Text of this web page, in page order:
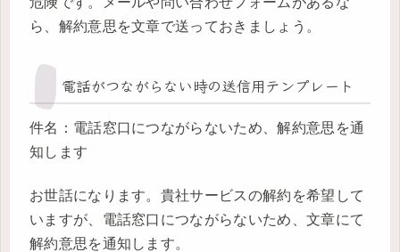
ら、解約意思を文章で送っておきましょう。
電話がつながらない時の送信用テンプレート
件名：電話窓口につながらないため、解約意思を通
知します
お世話になります。貴社サービスの解約を希望して
いますが、電話窓口につながらないため、文章にて
解約意思を通知します。